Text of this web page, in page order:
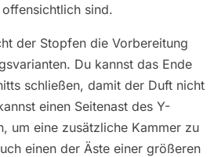
sind.
der Stopfen die Vorbereitung
Du kannst das Ende
schließen, damit der Duft nicht
einen Seitenast des Y-
um eine zusätzliche Kammer zu
einen der Äste einer größeren